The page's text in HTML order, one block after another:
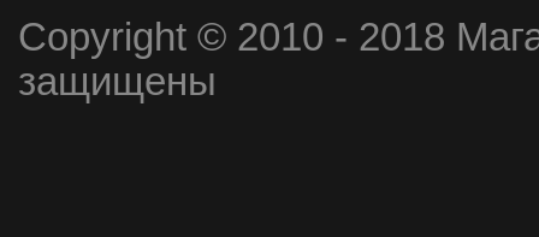
Copyright © 2010 - 2018
защищены